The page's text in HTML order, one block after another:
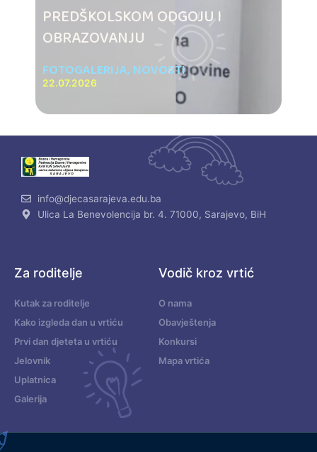
PREDŠKOLSKOM ODGOJU I
OBRAZOVANJU
FOTOGALERIJA, NOVOSTI
22.07.2026
info@djecasarajeva.edu.ba
Ulica La Benevolencija br. 4. 71000, Sarajevo, BiH
Za roditelje
Kutak za roditelje
Kako izgleda dan u vrtiću
Prvi dan djeteta u vrtiću
Jelovnik
Uplatnica
Galerija
Vodič kroz vrtić
O nama
Obavještenja
Konkursi
Mapa vrtića